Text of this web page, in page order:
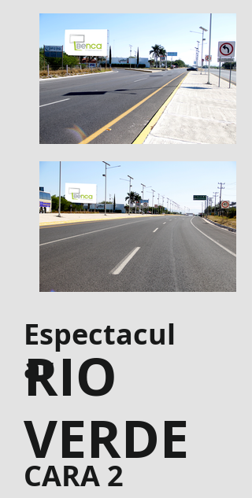
Espectacul
ar
RIO
VERDE
CARA 2